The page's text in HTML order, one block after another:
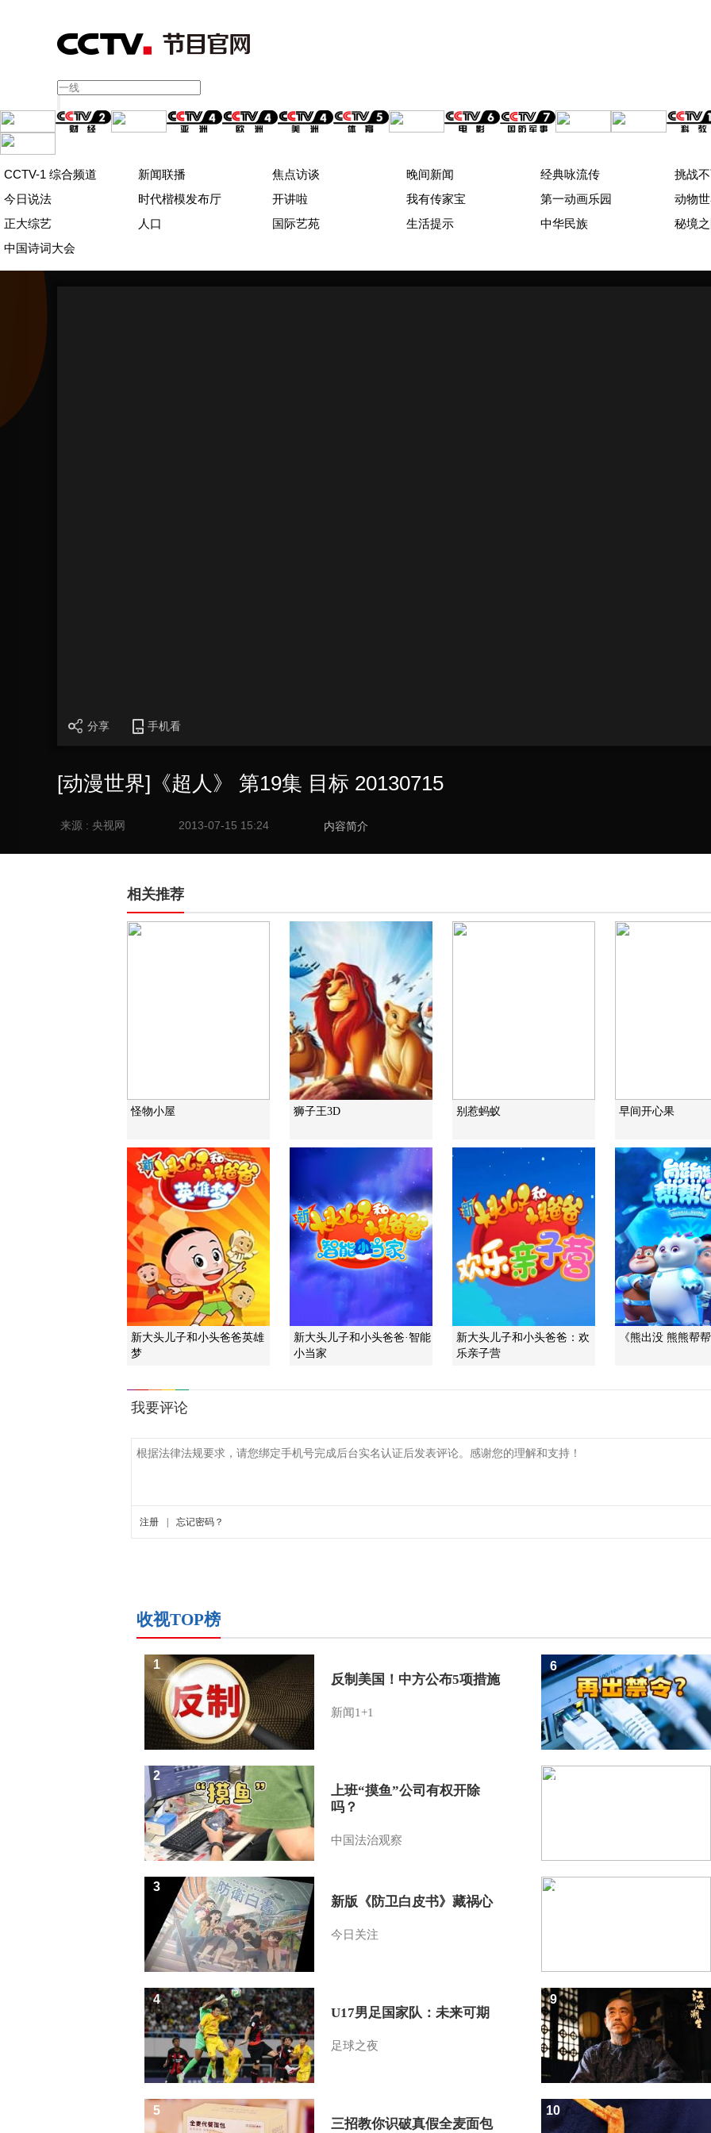
CCTV-1 综合频道 新闻联播 焦点访谈 晚间新闻 经典咏流传
挑战
今日说法
时代楷模发布厅 开讲啦 我有传家宝 第一动画乐园
动物
正大综艺
人口 国际艺苑 生活提示 中华民族
秘境
中国诗词大会
分享 手机看
[动漫世界]《超人》 第19集 目标 20130715
来源 : 央视网 2013-07-15 15:24 内容简介
相关推荐
怪物小屋 狮子王3D 别惹蚂蚁 早间开心果
新大头儿子和小头爸爸英雄
梦
新大头儿子和小头爸爸·智能
小当家
新大头儿子和小头爸爸：欢
乐亲子营
《熊出没 熊熊帮
收视TOP榜
反制美国！中方公布5项措施
新闻1+1
1
上班“摸鱼”公司有权开除
吗？
中国法治观察
2
新版《防卫白皮书》藏祸心
今日关注
3
U17男足国家队：未来可期
足球之夜
4
三招教你识破真假全麦面包
5
6
7
8
9
10